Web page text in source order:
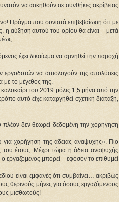
να ασκηθούν σε συνθήκες ακρίβειας
Πράγμα που συνιστά επιβεβαίωση ότι με
αύξηση αυτού του ορίου θα είναι – μετά
έχει δικαίωμα να αρνηθεί την παροχή
να αιτιολογούν της απολύσεις
το μέγεθος της.
του 2019 μόλις 1,5 μήνα από την
αυτό είχε καταργηθεί σχετική διάταξη,
δεν θεωρεί δεδομένη την χορήγηση
για χορήγηση της άδειας αναψυχής». Πιο
του έτους. Μέχρι τώρα η άδεια αναψυχής
εργαζόμενος μπορεί – εφόσον το επιθυμεί
είναι εμφανές ότι συμβαίνει… ακριβώς
θερινούς μήνες για όσους εργαζόμενους
μισθωτούς!